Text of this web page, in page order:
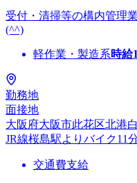
受付・清掃等の構内管理
(^^)
軽作業・製造系時給
勤務地
面接地
大阪府大阪市此花区北港
JR線桜島駅よりバイク11
交通費支給